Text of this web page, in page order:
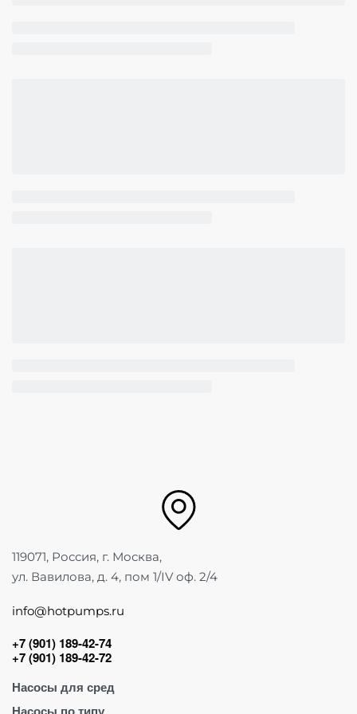
119071, Россия, г. Москва,
ул. Вавилова, д. 4, пом 1/IV оф. 2/4
info@hotpumps.ru
+7 (901) 189-42-74
+7 (901) 189-42-72
Насосы для сред